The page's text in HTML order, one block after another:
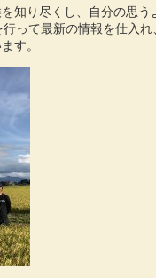
知り尽くし、自分の思う
って最新の情報を仕入れ
す。